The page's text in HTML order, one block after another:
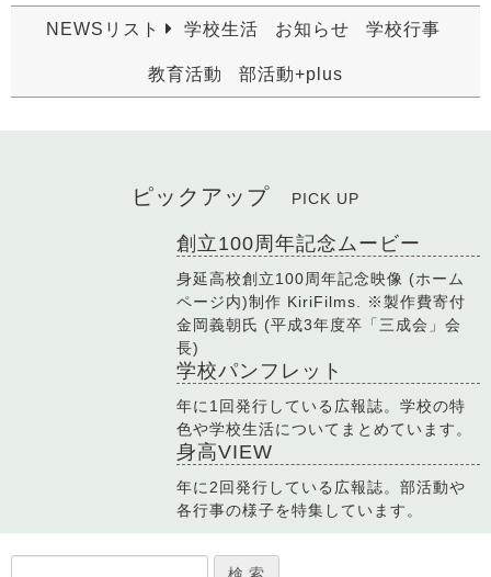
NEWSリスト 学校生活 お知らせ 学校行事
教育活動 部活動+plus
ピックアップ PICK UP
創立100周年記念ムービー
身延高校創立100周年記念映像 (ホーム
ページ内)制作 KiriFilms. ※製作費寄付
金岡義朝氏 (平成3年度卒「三成会」会
長)
学校パンフレット
年に1回発行している広報誌。学校の特
色や学校生活についてまとめています。
身高VIEW
年に2回発行している広報誌。部活動や
各行事の様子を特集しています。